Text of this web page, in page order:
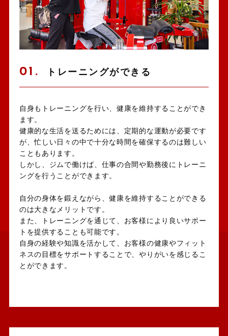
01. トレーニングができる
自身もトレーニングを行い、健康を維持することができ
ます。
健康的な生活を送るためには、定期的な運動が必要です
が、忙しい日々の中で十分な時間を確保するのは難しい
こともあります。
しかし、ジムで働けば、仕事の合間や勤務後にトレーニ
ングを行うことができます。
自分の身体を鍛えながら、健康を維持することができる
のは大きなメリットです。
また、トレーニングを通じて、お客様により良いサポー
トを提供することも可能です。
自身の経験や知識を活かして、お客様の健康やフィット
ネスの目標をサポートすることで、やりがいを感じるこ
とができます。